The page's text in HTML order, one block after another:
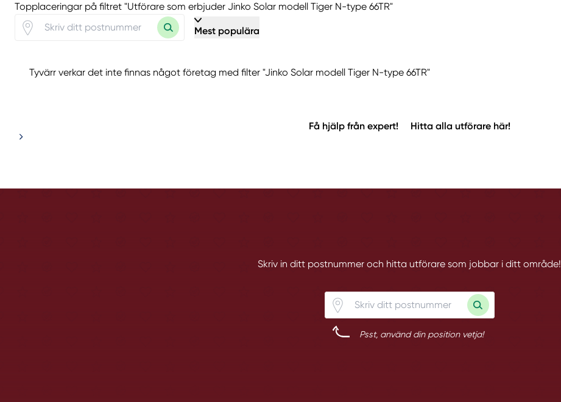
Topplaceringar på filtret "Utförare som erbjuder Jinko Solar modell Tiger N-type 66TR"
Mest populära
Tyvärr verkar det inte finnas något företag med filter "Jinko Solar modell Tiger N-type 66TR"
Få hjälp från expert! Hitta alla utförare här!
Skriv in ditt postnummer och hitta utförare som jobbar i ditt område!
Psst, använd din position vetja!